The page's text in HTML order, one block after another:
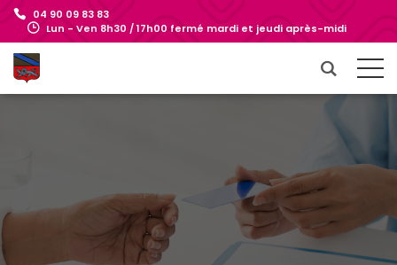
04 90 09 83 83
Lun - Ven 8h30 / 17h00 fermé mardi et jeudi après-midi